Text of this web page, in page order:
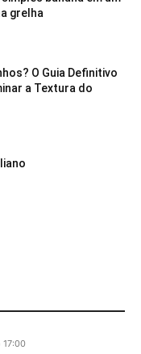
grelha
O Guia Definitivo
a Textura do
17:00